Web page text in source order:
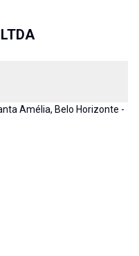
Amélia, Belo Horizonte -